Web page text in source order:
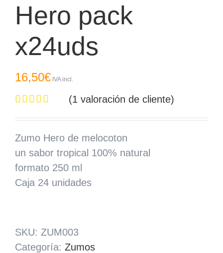
Hero pack
x24uds
16,50€ IVA incl.
5.00sobre 5
basado en
puntuación
de cliente
(1 valoración de cliente)
Zumo Hero de melocoton
un sabor tropical 100% natural
formato 250 ml
Caja 24 unidades
SKU: ZUM003
Categoría: Zumos